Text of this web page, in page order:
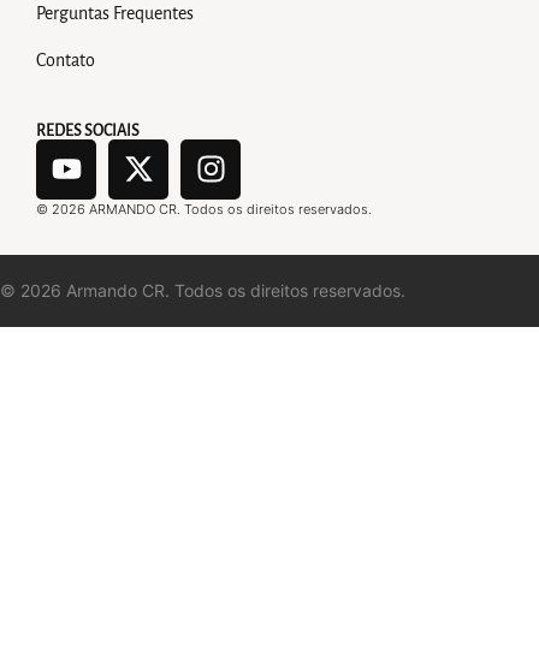
Perguntas Frequentes
Contato
REDES SOCIAIS
© 2026 ARMANDO CR. Todos os direitos reservados.
© 2026 Armando CR. Todos os direitos reservados.